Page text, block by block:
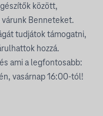
között,
Benneteket.
tudjátok támogatni,
hozzá.
ami a legfontosabb:
vasárnap 16:00-tól!